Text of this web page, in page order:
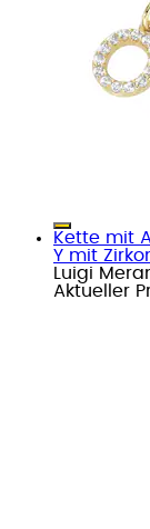
Kette mit
Y mit
Luigi
Aktueller